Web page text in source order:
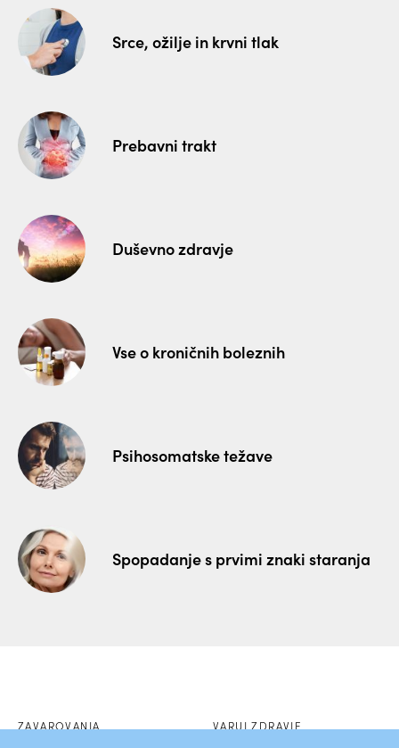
Srce, ožilje in krvni tlak
Prebavni trakt
Duševno zdravje
Vse o kroničnih boleznih
Psihosomatske težave
Spopadanje s prvimi znaki staranja
ZAVAROVANJA VARUJ ZDRAVJE